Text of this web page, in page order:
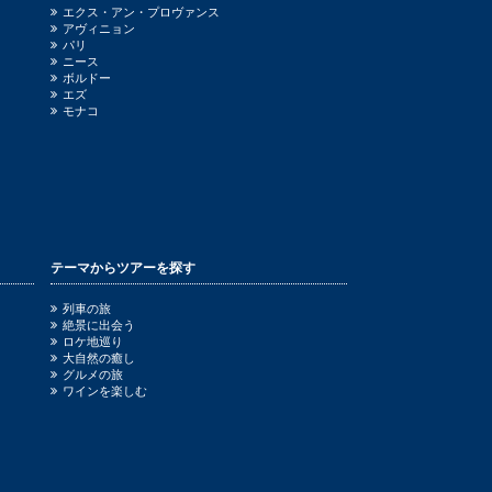
エクス・アン・プロヴァンス
アヴィニョン
パリ
ニース
ボルドー
エズ
モナコ
テーマからツアーを探す
列車の旅
絶景に出会う
ロケ地巡り
大自然の癒し
グルメの旅
ワインを楽しむ